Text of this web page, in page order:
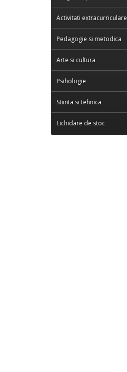
Activitati extracurriculare
Pedagogie si metodica
Arte si cultura
Psihologie
Stiinta si tehnica
Lichidare de stoc